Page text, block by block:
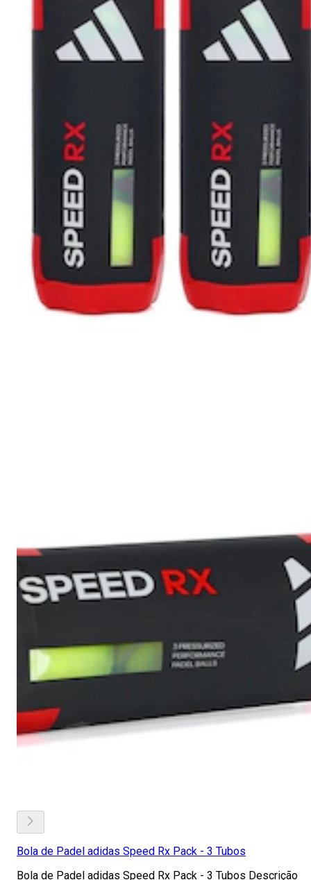
Bola de Padel adidas Speed Rx Pack - 3 Tubos
Bola de Padel adidas Speed Rx Pack - 3 Tubos Descrição